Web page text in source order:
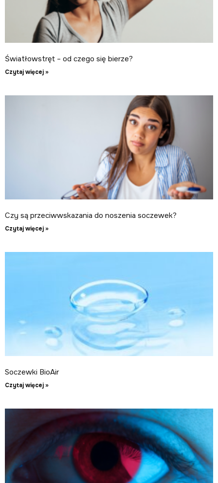
Światłowstręt – od czego się bierze?
Czytaj więcej »
Czy są przeciwwskazania do noszenia soczewek?
Czytaj więcej »
Soczewki BioAir
Czytaj więcej »